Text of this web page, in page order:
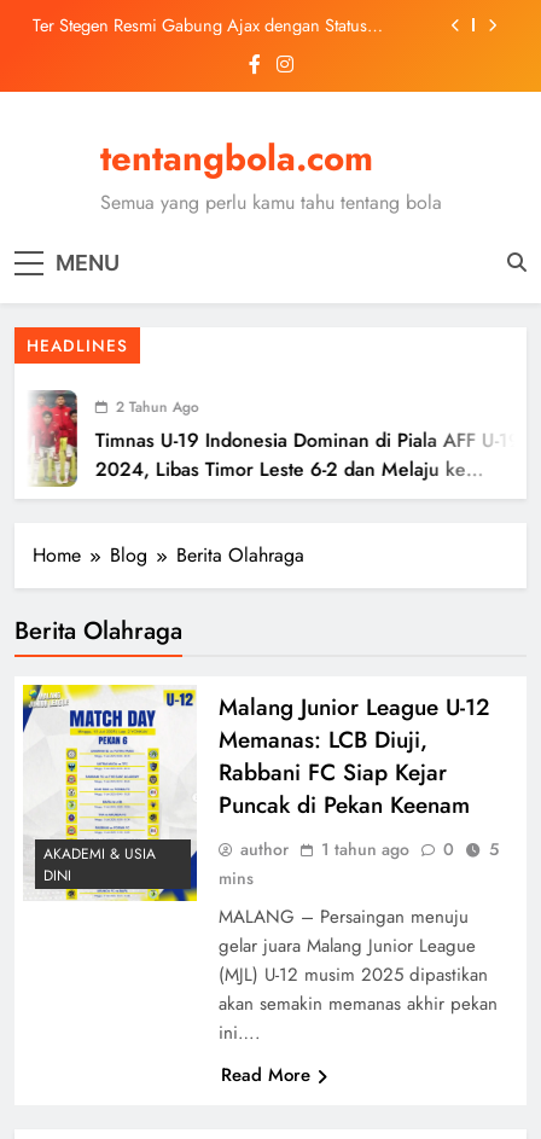
SkipTer Stegen Resmi Gabung Ajax dengan Status
Trabzonspor Mulai Negosiasi Mohamed Salah, Tes
Medis Dijadwalkan 5 Agustus
2026, Siap Tatap Putaran Provinsi
Kerolin Resmi Gabung Barcelona, Transfer
Dilaporkan Pecahkan Rekor Penjualan WSL
Pinjaman dari Barcelona
Trabzonspor Mulai Negosiasi Mohamed Salah, Tes
Medis Dijadwalkan 5 Agustus
Malang United U-13 Juara Piala Soeratin Kota Malang
2026, Siap Tatap Putaran Provinsi
tentangbola.com
Semua yang perlu kamu tahu tentang bola
MENU
HEADLINES
2 Tahun Ago
Timnas U-19 Indonesia Dominan di Piala AFF U-19
2024, Libas Timor Leste 6-2 dan Melaju ke
Semifinal
Home Blog Berita Olahraga
Berita Olahraga
AKADEMI & USIA
DINI
Malang Junior League U-12
Memanas: LCB Diuji,
Rabbani FC Siap Kejar
Puncak di Pekan Keenam
author 1 tahun ago 0
5
mins
MALANG – Persaingan menuju
gelar juara Malang Junior League
(MJL) U-12 musim 2025 dipastikan
akan semakin memanas akhir pekan
ini….
Read More